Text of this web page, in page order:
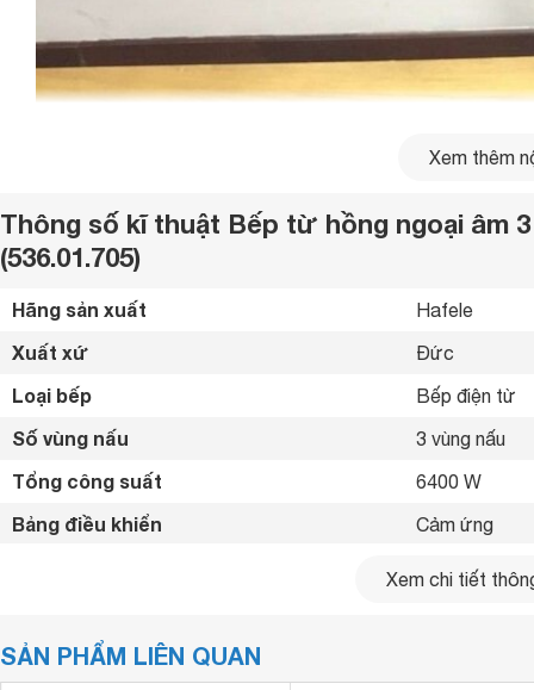
Xem thêm
Thông số kĩ thuật Bếp từ hồng ngoại âm
(536.01.705)
Hãng sản xuất Hafele
Xuất xứ Đức
Loại bếp Bếp điện từ
Số vùng nấu 3 vùng nấu
Tổng công suất 6400 W
Bảng điều khiển Cảm ứng
Mặt kính
Chế độ hẹn giờ
Xem chi tiết
SẢN PHẨM LIÊN QUAN